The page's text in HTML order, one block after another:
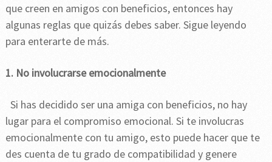
que creen en amigos con beneficios, entonces hay
algunas reglas que quizás debes saber. Sigue leyendo
para enterarte de más.
1. No involucrarse emocionalmente
Si has decidido ser una amiga con beneficios, no hay
lugar para el compromiso emocional. Si te involucras
emocionalmente con tu amigo, esto puede hacer que te
des cuenta de tu grado de compatibilidad y genere